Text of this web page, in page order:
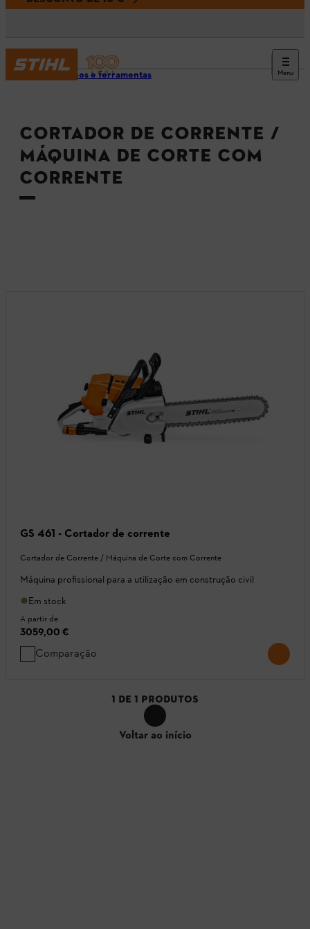
Menu
Aparelhos e ferramentas
CORTADOR DE CORRENTE /
MÁQUINA DE CORTE COM
CORRENTE
GS 461 - Cortador de corrente
Cortador de Corrente / Máquina de Corte com Corrente
Máquina profissional para a utilização em construção civil
Em stock
A partir de
3059,00 €
Comparação
1 DE 1 PRODUTOS
Voltar ao início